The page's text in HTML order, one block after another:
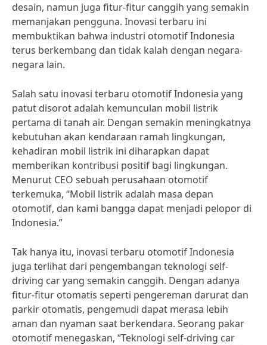
desain, namun juga fitur-fitur canggih yang semakin
memanjakan pengguna. Inovasi terbaru ini
membuktikan bahwa industri otomotif Indonesia
terus berkembang dan tidak kalah dengan negara-
negara lain.
Salah satu inovasi terbaru otomotif Indonesia yang
patut disorot adalah kemunculan mobil listrik
pertama di tanah air. Dengan semakin meningkatnya
kebutuhan akan kendaraan ramah lingkungan,
kehadiran mobil listrik ini diharapkan dapat
memberikan kontribusi positif bagi lingkungan.
Menurut CEO sebuah perusahaan otomotif
terkemuka, “Mobil listrik adalah masa depan
otomotif, dan kami bangga dapat menjadi pelopor di
Indonesia.”
Tak hanya itu, inovasi terbaru otomotif Indonesia
juga terlihat dari pengembangan teknologi self-
driving car yang semakin canggih. Dengan adanya
fitur-fitur otomatis seperti pengereman darurat dan
parkir otomatis, pengemudi dapat merasa lebih
aman dan nyaman saat berkendara. Seorang pakar
otomotif menegaskan, “Teknologi self-driving car